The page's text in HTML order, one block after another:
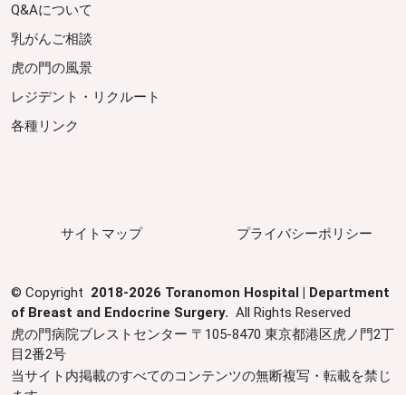
Q&Aについて
乳がんご相談
虎の門の風景
レジデント・リクルート
各種リンク
サイトマップ プライバシーポリシー
© Copyright 2018-2026 Toranomon Hospital | Department
of Breast and Endocrine Surgery. All Rights Reserved
虎の門病院ブレストセンター 〒105-8470 東京都港区虎ノ門2丁
目2番2号
当サイト内掲載のすべてのコンテンツの無断複写・転載を禁じ